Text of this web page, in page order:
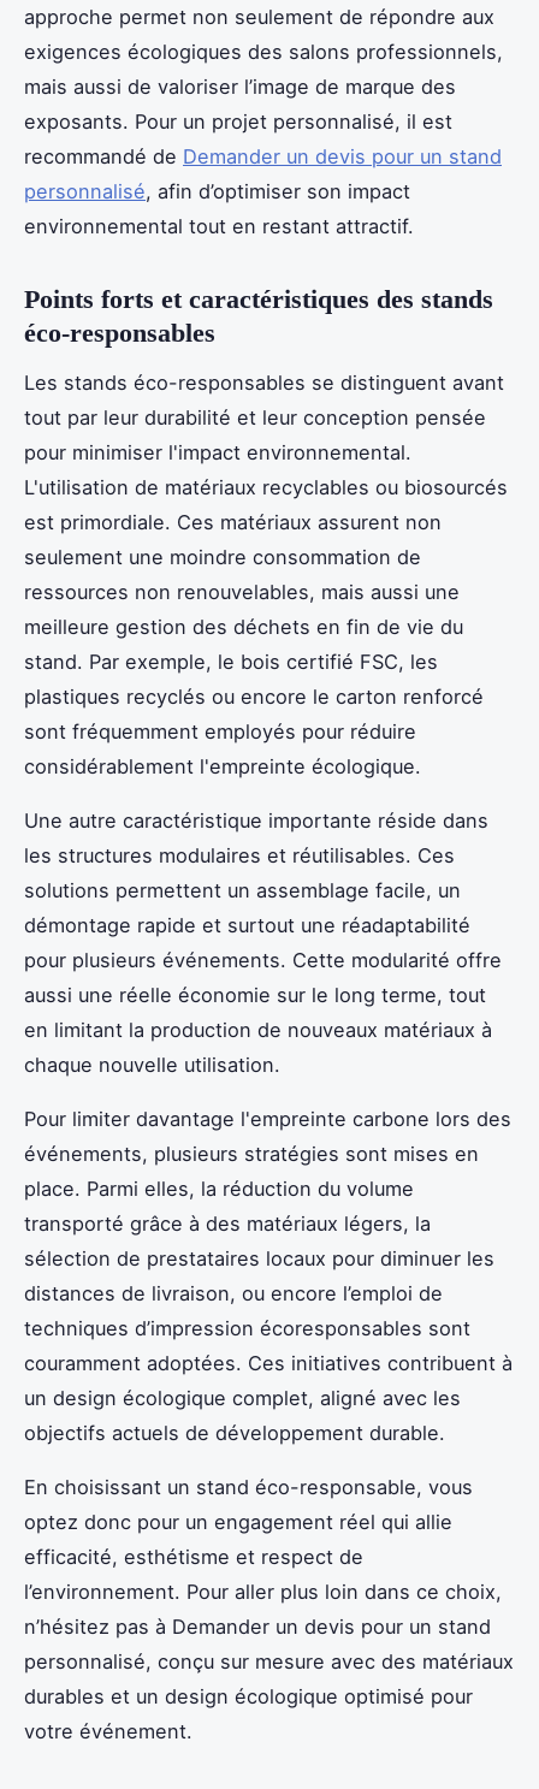
approche permet non seulement de répondre aux
exigences écologiques des salons professionnels,
mais aussi de valoriser l’image de marque des
exposants. Pour un projet personnalisé, il est
recommandé de Demander un devis pour un stand
personnalisé, afin d’optimiser son impact
environnemental tout en restant attractif.
Points forts et caractéristiques des stands
éco-responsables
Les stands éco-responsables se distinguent avant
tout par leur durabilité et leur conception pensée
pour minimiser l'impact environnemental.
L'utilisation de matériaux recyclables ou biosourcés
est primordiale. Ces matériaux assurent non
seulement une moindre consommation de
ressources non renouvelables, mais aussi une
meilleure gestion des déchets en fin de vie du
stand. Par exemple, le bois certifié FSC, les
plastiques recyclés ou encore le carton renforcé
sont fréquemment employés pour réduire
considérablement l'empreinte écologique.
Une autre caractéristique importante réside dans
les structures modulaires et réutilisables. Ces
solutions permettent un assemblage facile, un
démontage rapide et surtout une réadaptabilité
pour plusieurs événements. Cette modularité offre
aussi une réelle économie sur le long terme, tout
en limitant la production de nouveaux matériaux à
chaque nouvelle utilisation.
Pour limiter davantage l'empreinte carbone lors des
événements, plusieurs stratégies sont mises en
place. Parmi elles, la réduction du volume
transporté grâce à des matériaux légers, la
sélection de prestataires locaux pour diminuer les
distances de livraison, ou encore l’emploi de
techniques d’impression écoresponsables sont
couramment adoptées. Ces initiatives contribuent à
un design écologique complet, aligné avec les
objectifs actuels de développement durable.
En choisissant un stand éco-responsable, vous
optez donc pour un engagement réel qui allie
efficacité, esthétisme et respect de
l’environnement. Pour aller plus loin dans ce choix,
n’hésitez pas à Demander un devis pour un stand
personnalisé, conçu sur mesure avec des matériaux
durables et un design écologique optimisé pour
votre événement.